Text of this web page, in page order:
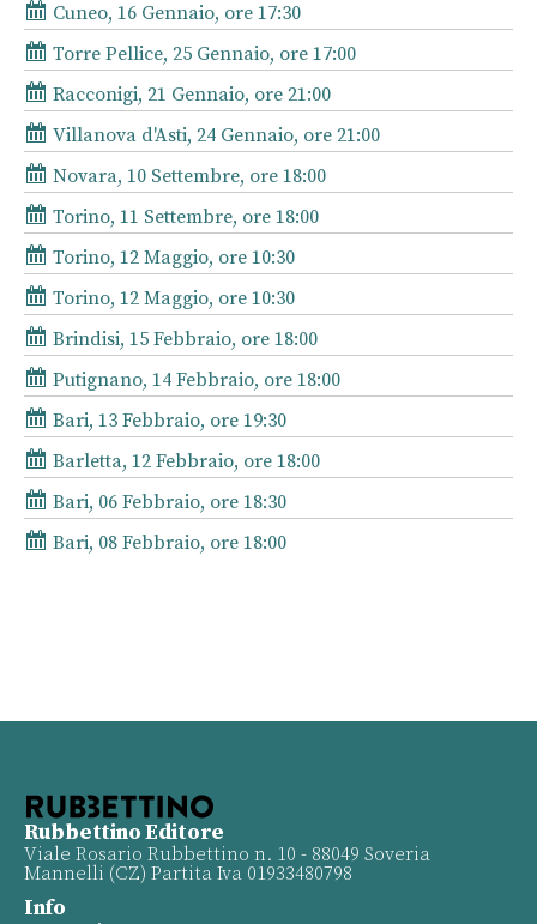
Cuneo, 16 Gennaio, ore 17:30
Torre Pellice, 25 Gennaio, ore 17:00
Racconigi, 21 Gennaio, ore 21:00
Villanova d'Asti, 24 Gennaio, ore 21:00
Novara, 10 Settembre, ore 18:00
Torino, 11 Settembre, ore 18:00
Torino, 12 Maggio, ore 10:30
Torino, 12 Maggio, ore 10:30
Brindisi, 15 Febbraio, ore 18:00
Putignano, 14 Febbraio, ore 18:00
Bari, 13 Febbraio, ore 19:30
Barletta, 12 Febbraio, ore 18:00
Bari, 06 Febbraio, ore 18:30
Bari, 08 Febbraio, ore 18:00
Rubbettino Editore
Viale Rosario Rubbettino n. 10 - 88049 Soveria
Mannelli (CZ) Partita Iva 01933480798
Info